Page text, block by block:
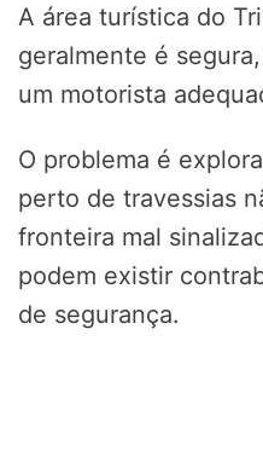
A área turística do
geralmente é
um motorista
O problema é
perto de travessias
fronteira mal
podem existir
de segurança.